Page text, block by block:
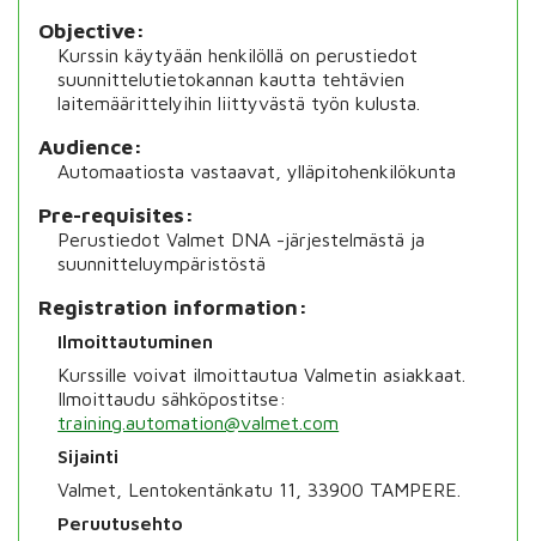
Objective
Kurssin käytyään henkilöllä on perustiedot
suunnittelutietokannan kautta tehtävien
laitemäärittelyihin liittyvästä työn kulusta.
Audience
Automaatiosta vastaavat, ylläpitohenkilökunta
Pre-requisites
Perustiedot Valmet DNA -järjestelmästä ja
suunnitteluympäristöstä
Registration information
Ilmoittautuminen
Kurssille voivat ilmoittautua Valmetin asiakkaat.
Ilmoittaudu sähköpostitse:
training.automation@valmet.com
Sijainti
Valmet, Lentokentänkatu 11, 33900 TAMPERE.
Peruutusehto